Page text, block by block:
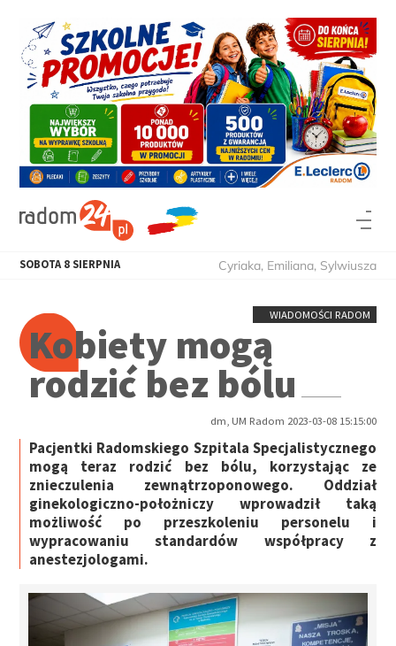
SOBOTA 8 SIERPNIA Cyriaka, Emiliana, Sylwiusza
WIADOMOŚCI RADOM
Kobiety mogą
rodzić bez bólu
dm, UM Radom 2023-03-08 15:15:00
Pacjentki Radomskiego Szpitala Specjalistycznego
mogą teraz rodzić bez bólu, korzystając ze
znieczulenia zewnątrzoponowego. Oddział
ginekologiczno-położniczy wprowadził taką
możliwość po przeszkoleniu personelu i
wypracowaniu standardów współpracy z
anestezjologami.